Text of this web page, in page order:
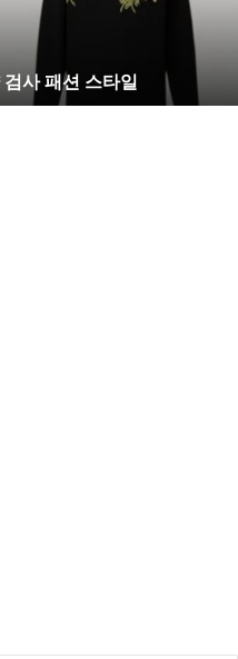
사 패션 스타일